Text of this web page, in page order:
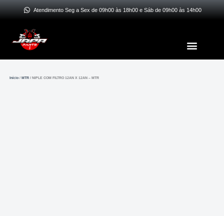
Ir
conteúdo
Atendimento Seg a Sex de 09h00 às 18h00 e Sáb de 09h00 às 14h00
Menu
Início /MTR / NIPLE COM FILTRO 12AN X 12AN – MTR